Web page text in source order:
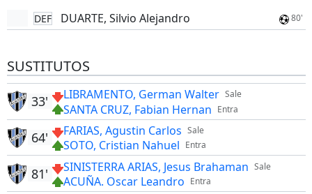
DEF DUARTE, Silvio Alejandro 80'
SUSTITUTOS
Sale
LIBRAMENTO, German Walter
Entra
SANTA CRUZ, Fabian Hernan
33'
Sale
FARIAS, Agustin Carlos
Entra
SOTO, Cristian Nahuel
64'
Sale
SINISTERRA ARIAS, Jesus Brahaman
Entra
ACUÑA. Oscar Leandro
81'